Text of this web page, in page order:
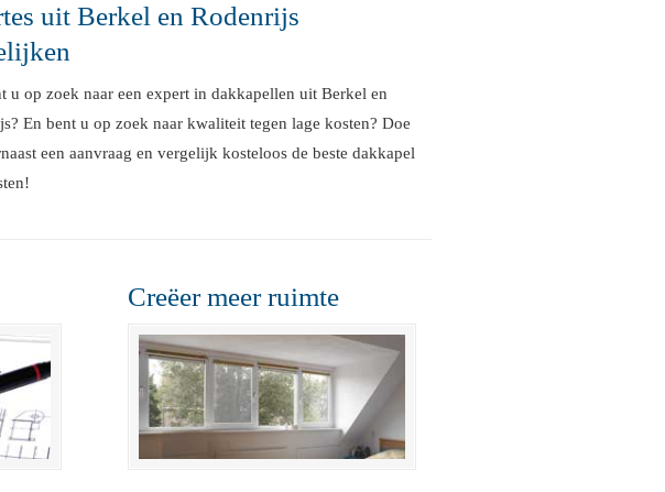
uit Berkel en Rodenrijs
u op zoek naar een expert in dakkapellen uit Berkel en
En bent u op zoek naar kwaliteit tegen lage kosten? Doe
een aanvraag en vergelijk kosteloos de beste dakkapel
Creëer meer ruimte